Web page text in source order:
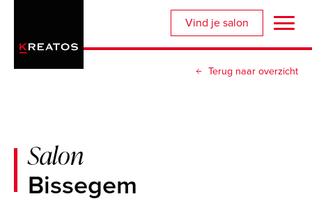
naar
inhoud
Vind je salon
Terug naar overzicht
Salon
Bissegem